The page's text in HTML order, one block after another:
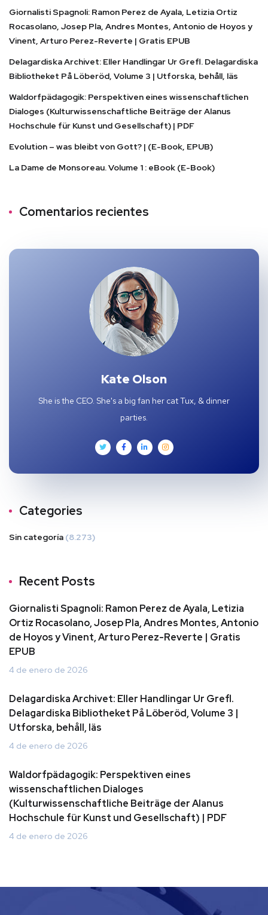
Giornalisti Spagnoli: Ramon Perez de Ayala, Letizia Ortiz
Rocasolano, Josep Pla, Andres Montes, Antonio de Hoyos y
Vinent, Arturo Perez-Reverte | Gratis EPUB
Delagardiska Archivet: Eller Handlingar Ur Grefl. Delagardiska
Bibliotheket På Löberöd, Volume 3 | Utforska, behåll, läs
Waldorfpädagogik: Perspektiven eines wissenschaftlichen
Dialoges (Kulturwissenschaftliche Beiträge der Alanus
Hochschule für Kunst und Gesellschaft) | PDF
Evolution – was bleibt von Gott? | (E-Book, EPUB)
La Dame de Monsoreau. Volume 1 : eBook (E-Book)
Comentarios recientes
Kate Olson
She is the CEO. She's a big fan her cat Tux, & dinner
parties.
Categories
Sin categoría (8.273)
Recent Posts
Giornalisti Spagnoli: Ramon Perez de Ayala, Letizia
Ortiz Rocasolano, Josep Pla, Andres Montes, Antonio
de Hoyos y Vinent, Arturo Perez-Reverte | Gratis
EPUB
4 de enero de 2026
Delagardiska Archivet: Eller Handlingar Ur Grefl.
Delagardiska Bibliotheket På Löberöd, Volume 3 |
Utforska, behåll, läs
4 de enero de 2026
Waldorfpädagogik: Perspektiven eines
wissenschaftlichen Dialoges
(Kulturwissenschaftliche Beiträge der Alanus
Hochschule für Kunst und Gesellschaft) | PDF
4 de enero de 2026